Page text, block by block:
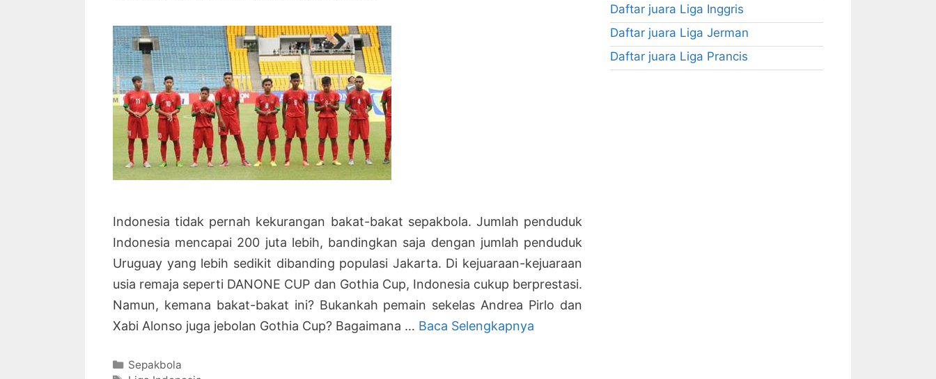
Indonesia tidak pernah kekurangan bakat-bakat sepakbola. Jumlah penduduk
Indonesia mencapai 200 juta lebih, bandingkan saja dengan jumlah penduduk
Uruguay yang lebih sedikit dibanding populasi Jakarta. Di kejuaraan-kejuaraan
usia remaja seperti DANONE CUP dan Gothia Cup, Indonesia cukup berprestasi.
Namun, kemana bakat-bakat ini? Bukankah pemain sekelas Andrea Pirlo dan
Xabi Alonso juga jebolan Gothia Cup? Bagaimana … Baca Selengkapnya
Kategori
Sepakbola
Daftar juara Liga Inggris
Daftar juara Liga Jerman
Daftar juara Liga Prancis